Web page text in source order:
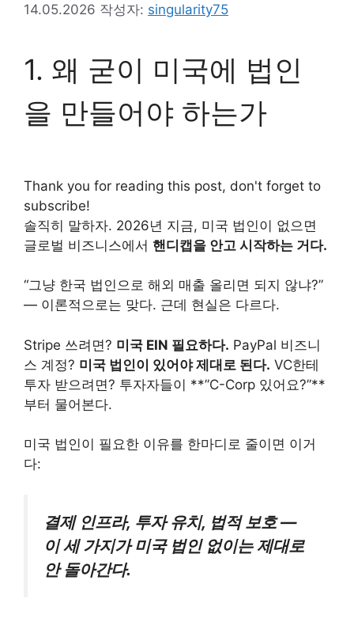
14.05.2026 작성자: singularity75
1. 왜 굳이 미국에 법인
을 만들어야 하는가
Thank you for reading this post, don't forget to
subscribe!
솔직히 말하자. 2026년 지금, 미국 법인이 없으면
글로벌 비즈니스에서 핸디캡을 안고 시작하는 거다.
“그냥 한국 법인으로 해외 매출 올리면 되지 않냐?”
— 이론적으로는 맞다. 근데 현실은 다르다.
Stripe 쓰려면? 미국 EIN 필요하다. PayPal 비즈니
스 계정? 미국 법인이 있어야 제대로 된다. VC한테
투자 받으려면? 투자자들이 **”C-Corp 있어요?”**
부터 물어본다.
미국 법인이 필요한 이유를 한마디로 줄이면 이거
다:
결제 인프라, 투자 유치, 법적 보호 —
이 세 가지가 미국 법인 없이는 제대로
안 돌아간다.